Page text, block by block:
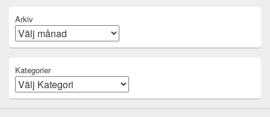
Arkiv
Kategorier